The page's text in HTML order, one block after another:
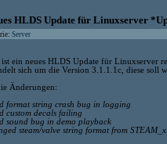
HLDS Update für Linuxserver
Server
ist ein neues HLDS Update für Linuxserver
sich um die Version 3.1.1.1c, diese soll
Änderungen:
format string crash bug in logging
custom decals failing
sound bug in demo playback
steam/valve string format from